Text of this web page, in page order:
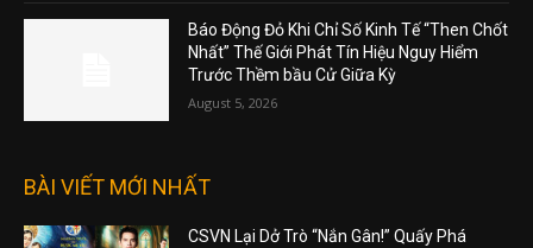
Báo Động Đỏ Khi Chỉ Số Kinh Tế “Then Chốt
Nhất” Thế Giới Phát Tín Hiệu Nguy Hiểm
Trước Thềm bầu Cử Giữa Kỳ
August 5, 2026
BÀI VIẾT MỚI NHẤT
CSVN Lại Dở Trò “Nắn Gân!” Quấy Phá